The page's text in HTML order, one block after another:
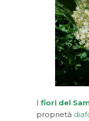
I fiori del
proprietà